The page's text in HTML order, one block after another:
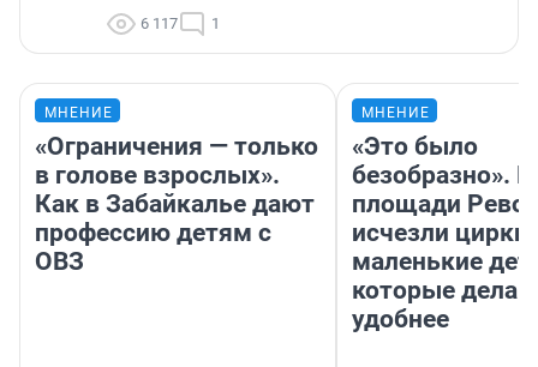
6 117 1
МНЕНИЕ
«Ограничения — только
в голове взрослых».
Как в Забайкалье дают
профессию детям с
ОВЗ
МНЕНИЕ
«Это было
безобразно».
площади
исчезли цирки
маленькие
которые
удобнее